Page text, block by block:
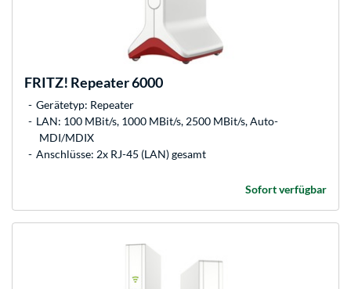
FRITZ! Repeater 6000
Gerätetyp: Repeater
LAN: 100 MBit/s, 1000 MBit/s, 2500 MBit/s, Auto-
MDI/MDIX
Anschlüsse: 2x RJ-45 (LAN) gesamt
Sofort verfügbar